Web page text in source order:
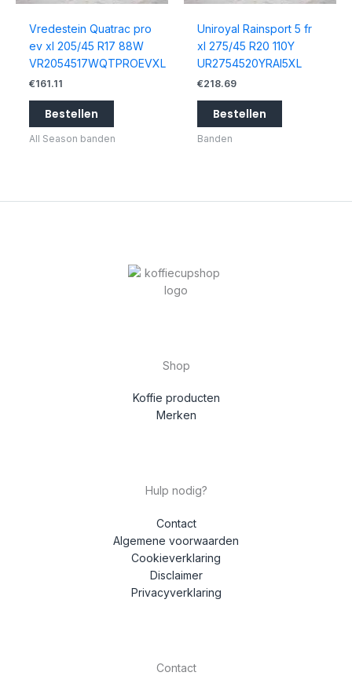
Vredestein Quatrac pro
ev xl 205/45 R17 88W
VR2054517WQTPROEVXL
€161.11
Bestellen
All Season banden
Uniroyal Rainsport 5 fr
xl 275/45 R20 110Y
UR2754520YRAI5XL
€218.69
Bestellen
Banden
Shop
Koffie producten
Merken
Hulp nodig?
Contact
Algemene voorwaarden
Cookieverklaring
Disclaimer
Privacyverklaring
Contact